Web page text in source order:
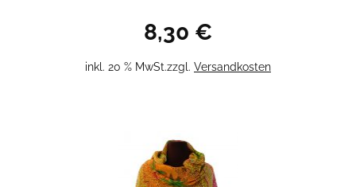
8,30 €
inkl. 20 % MwSt.zzgl. Versandkosten